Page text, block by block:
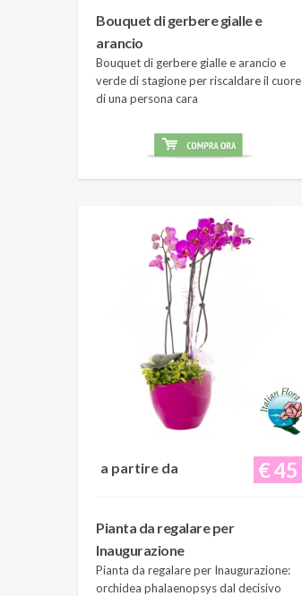
Bouquet di gerbere gialle e
arancio
Bouquet di gerbere gialle e arancio e
verde di stagione per riscaldare il cuore
di una persona cara
€ 45
a partire da
Pianta da regalare per
Inaugurazione
Pianta da regalare per Inaugurazione:
orchidea phalaenopsys dal decisivo